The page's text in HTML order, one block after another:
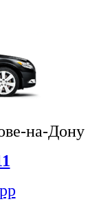
на-Дону